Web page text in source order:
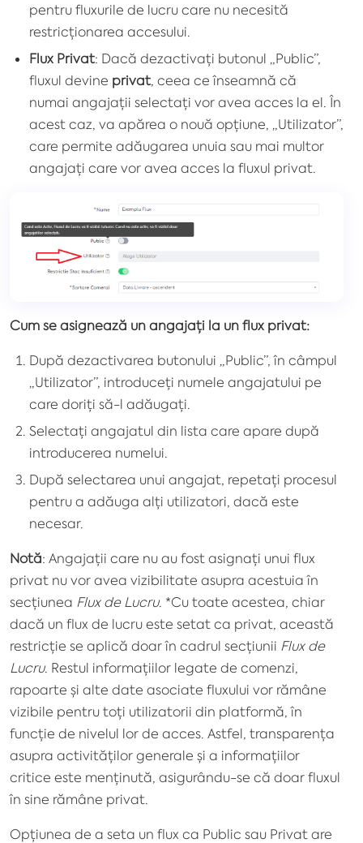
pentru fluxurile de lucru care nu necesită
restricționarea accesului.
Flux Privat: Dacă dezactivați butonul „Public”,
fluxul devine privat, ceea ce înseamnă că
numai angajații selectați vor avea acces la el. În
acest caz, va apărea o nouă opțiune, „Utilizator”,
care permite adăugarea unuia sau mai multor
angajați care vor avea acces la fluxul privat.
Cum se asignează un angajați la un flux privat:
După dezactivarea butonului „Public”, în câmpul
„Utilizator”, introduceți numele angajatului pe
care doriți să-l adăugați.
Selectați angajatul din lista care apare după
introducerea numelui.
După selectarea unui angajat, repetați procesul
pentru a adăuga alți utilizatori, dacă este
necesar.
Notă: Angajații care nu au fost asignați unui flux
privat nu vor avea vizibilitate asupra acestuia în
secțiunea Flux de Lucru. *Cu toate acestea, chiar
dacă un flux de lucru este setat ca privat, această
restricție se aplică doar în cadrul secțiunii Flux de
Lucru. Restul informațiilor legate de comenzi,
rapoarte și alte date asociate fluxului vor rămâne
vizibile pentru toți utilizatorii din platformă, în
funcție de nivelul lor de acces. Astfel, transparența
asupra activităților generale și a informațiilor
critice este menținută, asigurându-se că doar fluxul
în sine rămâne privat.
Opțiunea de a seta un flux ca Public sau Privat are